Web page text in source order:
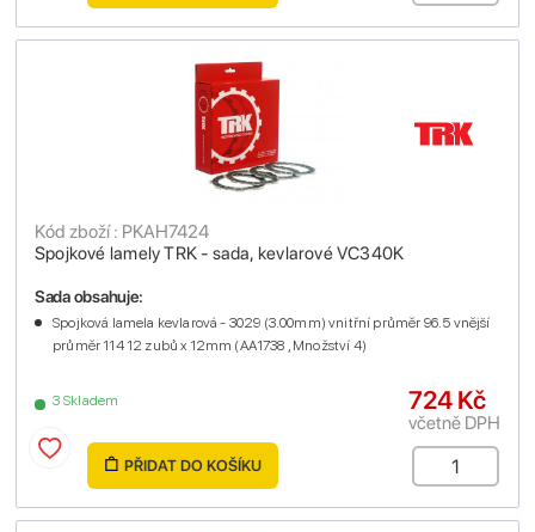
Spojkové lamely TRK - sada, kevlarové VC340K
Kód zboží : PKAH7424
3 Skladem
Sada obsahuje:
Spojková lamela kevlarová - 3029 (3.00mm) vnitřní průměr 96.5 vnější
průměr 114 12 zubů x 12mm (AA1738 , Množství 4)
724 Kč
včetně DPH
PŘIDAT DO KOŠÍKU